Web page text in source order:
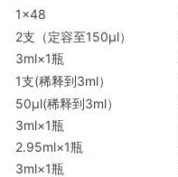
1×48
2支（定容至150μl）
3ml×1瓶
1支(稀释到3ml）
50μl(稀释到3ml）
3ml×1瓶
2.95ml×1瓶
3ml×1瓶